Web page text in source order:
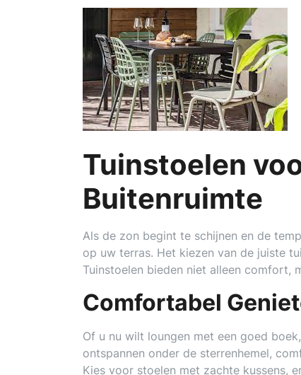
Tuinstoelen
Buitenruimte
Als de zon begint te schijnen en de
op uw terras. Het kiezen van de juiste
Tuinstoelen bieden niet alleen comfort,
Comfortabel
Of u nu wilt loungen met een goed
ontspannen onder de sterrenhemel,
Kies voor stoelen met zachte kussens,